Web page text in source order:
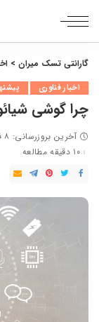
گارانتی تسک میران >
اخبار فناوری
چرا گوشی
آخرین بروزرسانی: ۸ فروردین ۱۴۰۳
۱۰ دقیقه مطالعه